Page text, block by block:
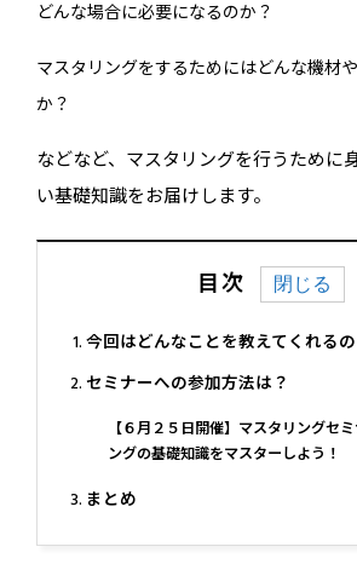
どんな場合に必要になるのか？
マスタリングをするためにはどんな機材
か？
などなど、マスタリングを行うために
い基礎知識をお届けします。
目次
今回はどんなことを教えてくれるの
セミナーへの参加方法は？
【６月２５日開催】マスタリングセ
ングの基礎知識をマスターしよう！
まとめ